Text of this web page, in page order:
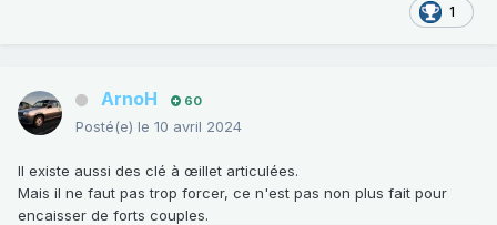
1
ArnoH 60
Posté(e) le 10 avril 2024
Il existe aussi des clé à œillet articulées.
Mais il ne faut pas trop forcer, ce n'est pas non plus fait pour
encaisser de forts couples.